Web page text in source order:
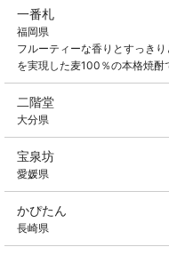
一番札
福岡県
フルーティーな香りとすっき
を実現した麦100％の本格焼酎
二階堂
大分県
宝泉坊
愛媛県
かぴたん
長崎県